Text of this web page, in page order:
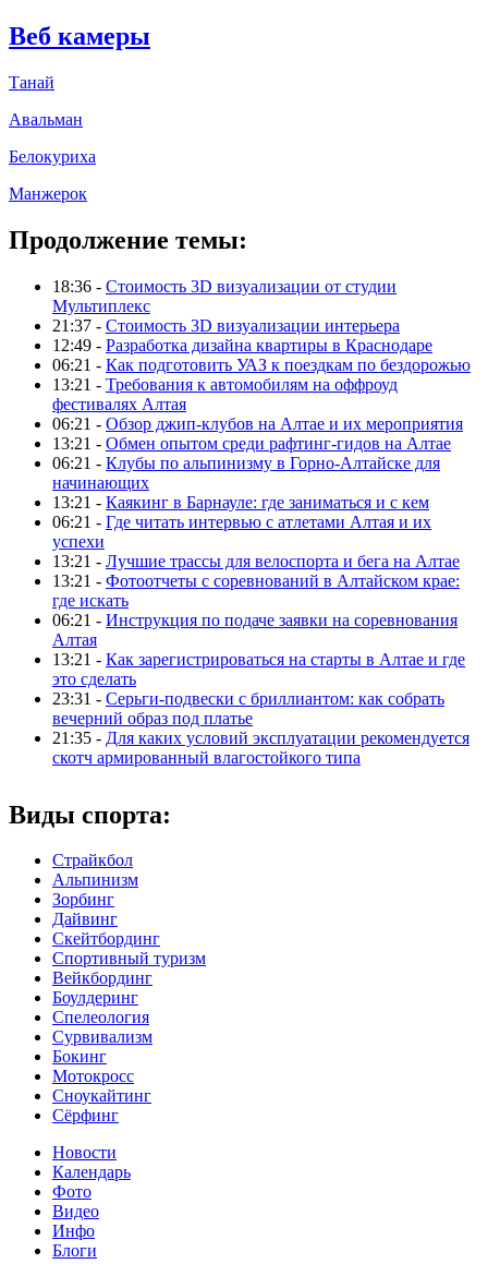
Веб камеры
Танай
Авальман
Белокуриха
Манжерок
Продолжение темы:
18:36 - Стоимость 3D визуализации от студии
Мультиплекс
21:37 - Стоимость 3D визуализации интерьера
12:49 - Разработка дизайна квартиры в Краснодаре
06:21 - Как подготовить УАЗ к поездкам по бездорожью
13:21 - Требования к автомобилям на оффроуд
фестивалях Алтая
06:21 - Обзор джип-клубов на Алтае и их мероприятия
13:21 - Обмен опытом среди рафтинг-гидов на Алтае
06:21 - Клубы по альпинизму в Горно-Алтайске для
начинающих
13:21 - Каякинг в Барнауле: где заниматься и с кем
06:21 - Где читать интервью с атлетами Алтая и их
успехи
13:21 - Лучшие трассы для велоспорта и бега на Алтае
13:21 - Фотоотчеты с соревнований в Алтайском крае:
где искать
06:21 - Инструкция по подаче заявки на соревнования
Алтая
13:21 - Как зарегистрироваться на старты в Алтае и где
это сделать
23:31 - Серьги-подвески с бриллиантом: как собрать
вечерний образ под платье
21:35 - Для каких условий эксплуатации рекомендуется
скотч армированный влагостойкого типа
Виды спорта:
Страйкбол
Альпинизм
Зорбинг
Дайвинг
Скейтбординг
Спортивный туризм‎
Вейкбординг
Боулдеринг
Спелеология
Сурвивализм
Бокинг
Мотокросс
Сноукайтинг
Сёрфинг
Новости
Календарь
Фото
Видео
Инфо
Блоги